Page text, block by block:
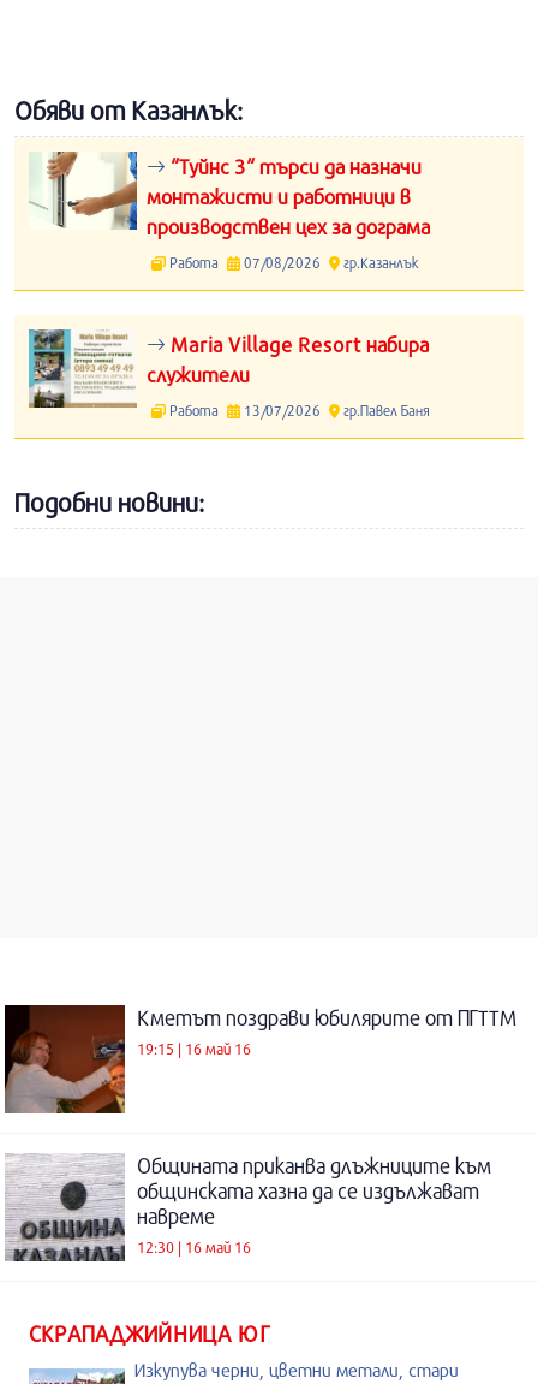
Обяви от Казанлък:
“Туйнс 3“ търси да назначи
монтажисти и работници в
производствен цех за дограма
Работа 07/08/2026 гр.Казанлък
Maria Village Resort набира
служители
Работа 13/07/2026 гр.Павел Баня
Подобни новини:
Кметът поздрави юбилярите от ПГТТМ
19:15 | 16 май 16
Общината приканва длъжниците към
общинската хазна да се издължават
навреме
12:30 | 16 май 16
СКРАПАДЖИЙНИЦА ЮГ
Изкупува черни, цветни метали, стари